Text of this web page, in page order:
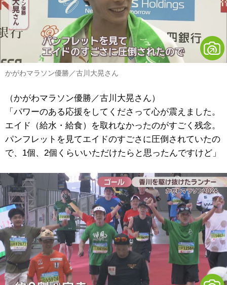
かがわマラソン優勝／古川大晃さん
（かがわマラソン優勝／古川大晃さん）
「パワーのある応援をしてくださって心が震えました。
エイド（給水・給食）を取れなかったのがすごく残念。
パンフレットを見てエイドのすごさに圧倒されていたの
で、1個、2個くらいいただけたらと思ったんですけど」